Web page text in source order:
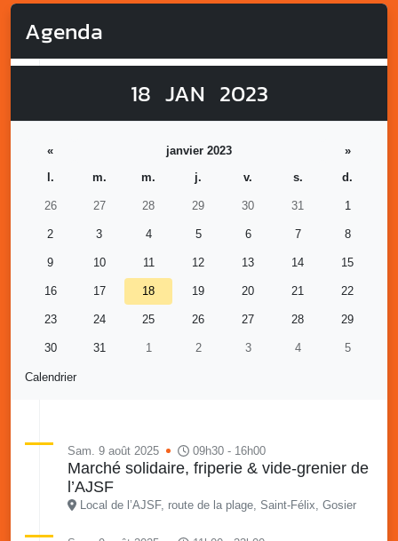
Agenda
18 JAN 2023
Calendrier
« janvier 2023
»
l.
m. m. j. v. s. d.
26 27 28 29 30 31 1
2 3 4 5 6 7 8
9 10 11 12 13 14 15
16 17 18 19 20 21 22
23 24 25 26 27 28 29
30 31 1 2 3 4 5
Sam. 9 août 2025 09h30 - 16h00
Marché solidaire, friperie & vide-grenier de
l’AJSF
Local de l’AJSF, route de la plage, Saint-Félix, Gosier